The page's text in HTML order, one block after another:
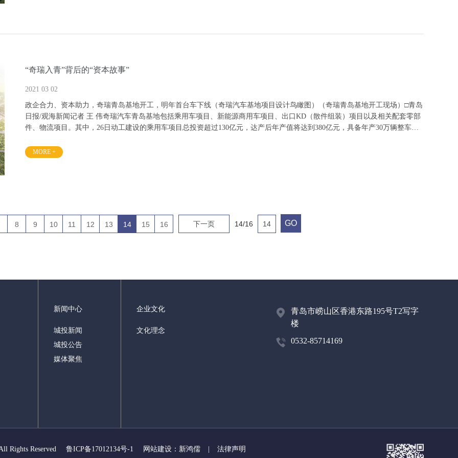
“奇瑞入青”背后的“资本故事”
2021 03 02
政企合力、资本助力，奇瑞青岛基地开工，明年首台车下线（奇瑞汽车基地项目设计鸟瞰图）（奇瑞青岛基地开工现场）□青岛
日报/观海新闻记者 王 伟奇瑞汽车青岛基地包括乘用车项目、新能源商用车项目、出口KD（散件组装）项目以及相关配套零部
件、物流项目。其中，26日动工建设的乘用车项目总投资超过130亿元，达产后年产值将达到380亿元，具备年产30万辆整车生
MORE +
8 9 10 11 12 13 14 15 16 下一页 14/16 GO
新闻中心
城投新闻
城投公告
媒体聚焦
企业文化
文化理念
青岛市崂山区香港东路195号T2写字
楼
0532-85714169
Rights Reserved 鲁ICP备17012134号-1 网站建设：新鸿儒 法律声明